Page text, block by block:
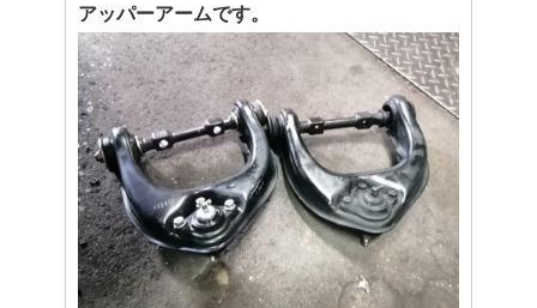
アッパーアームです。